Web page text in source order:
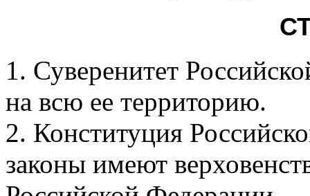
1. Суверенитет
на всю ее территорию.
2. Конституция
законы имеют